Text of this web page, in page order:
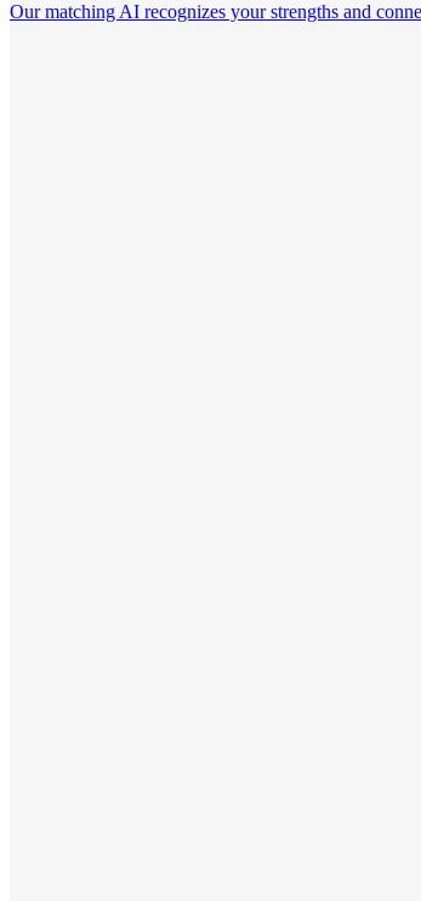
Our matching AI recognizes your strengths and